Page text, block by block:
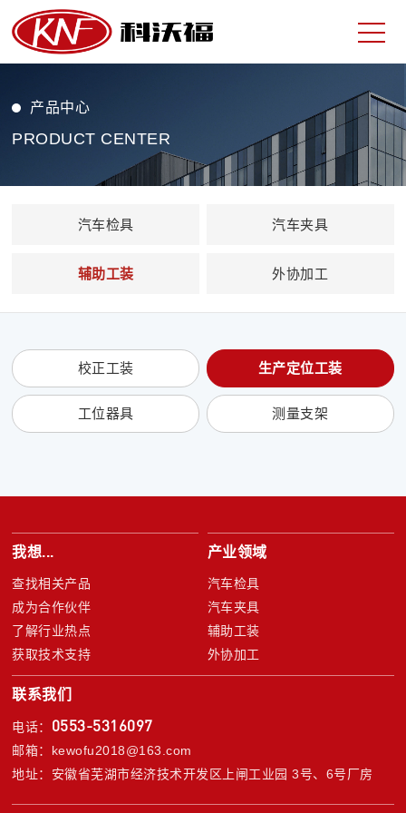
产品中心
PRODUCT CENTER
汽车检具 汽车夹具
辅助工装 外协加工
校正工装 生产定位工装
工位器具 测量支架
我想...
查找相关产品
成为合作伙伴
了解行业热点
获取技术支持
产业领域
汽车检具
汽车夹具
辅助工装
外协加工
联系我们
电话： 0553-5316097
邮箱：kewofu2018@163.com
地址：安徽省芜湖市经济技术开发区上闸工业园 3号、6号厂房